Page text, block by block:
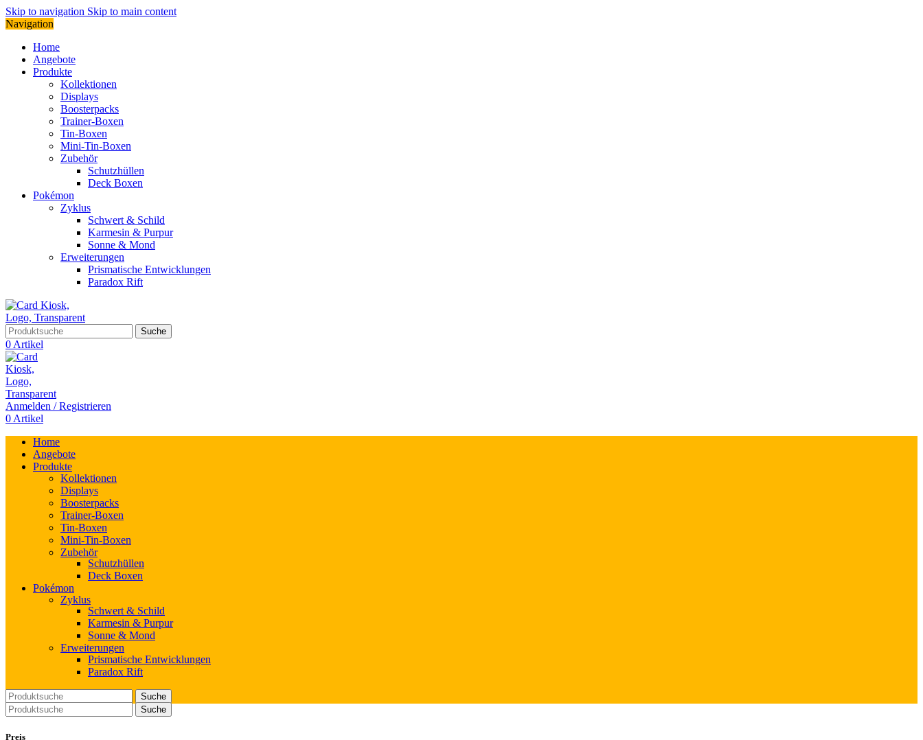
Skip to navigation Skip to main content
Navigation
Home
Angebote
Produkte
Kollektionen
Displays
Boosterpacks
Trainer-Boxen
Tin-Boxen
Mini-Tin-Boxen
Zubehör
Schutzhüllen
Deck Boxen
Pokémon
Zyklus
Schwert & Schild
Karmesin & Purpur
Sonne & Mond
Erweiterungen
Prismatische Entwicklungen
Paradox Rift
Suche
0 Artikel
Anmelden / Registrieren
0 Artikel
Home
Angebote
Produkte
Kollektionen
Displays
Boosterpacks
Trainer-Boxen
Tin-Boxen
Mini-Tin-Boxen
Zubehör
Schutzhüllen
Deck Boxen
Pokémon
Zyklus
Schwert & Schild
Karmesin & Purpur
Sonne & Mond
Erweiterungen
Prismatische Entwicklungen
Paradox Rift
Suche
Suche
Preis